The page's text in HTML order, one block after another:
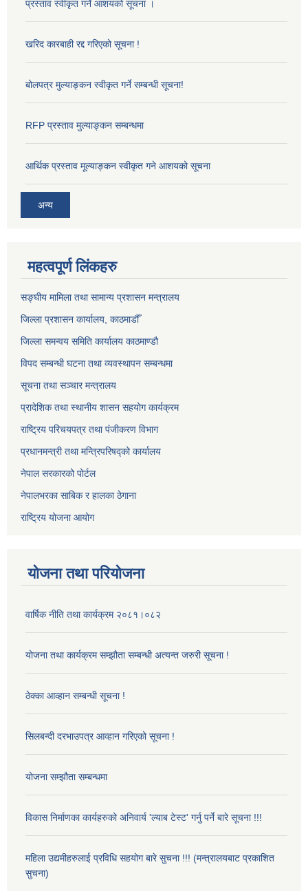
प्रस्ताव स्वीकृत गर्ने आशयको सूचना ।
खरिद कारबाही रद्द गरिएको सूचना !
बोलपत्र मुल्याङ्कन स्वीकृत गर्ने सम्बन्धी सूचना!
RFP प्रस्ताव मुल्याङ्कन सम्बन्धमा
आर्थिक प्रस्ताव मूल्याङ्कन स्वीकृत गने आशयको सूचना
अन्य
महत्वपूर्ण लिंकहरु
सङ्‍घीय मामिला तथा सामान्य प्रशासन मन्त्रालय
जिल्ला प्रशासन कार्यालय, काठमाडौँ
जिल्ला समन्वय समिति कार्यालय काठमाण्ड‌ौ
विपद सम्बन्धी घटना तथा व्यवस्थापन सम्बन्धमा
सूचना तथा सञ्चार मन्त्रालय
प्रादेशिक तथा स्थानीय शासन सहयोग कार्यक्रम
राष्ट्रिय परिचयपत्र तथा पंजीकरण विभाग
प्रधानमन्त्री तथा मन्त्रिपरिषद्को कार्यालय
नेपाल सरकारको पोर्टल
नेपालभरका साबिक र हालका ठेगाना
राष्ट्रिय योजना आयोग
योजना तथा परियोजना
वार्षिक नीति तथा कार्यक्रम २०८१।०८२
योजना तथा कार्यक्रम सम्झौता सम्बन्धी अत्यन्त जरुरी सूचना !
ठेक्का आव्हान सम्बन्धी सूचना !
सिलबन्दी दरभाउपत्र आव्हान गरिएको सूचना !
योजना सम्झौता सम्बन्धमा
विकास निर्माणका कार्यहरुको अनिवार्य 'ल्याब टेस्ट' गर्नु पर्ने बारे सूचना !!!
महिला उद्यमीहरुलाई प्रविधि सहयोग बारे सुचना !!! (मन्त्रालयबाट प्रकाशित
सुचना)